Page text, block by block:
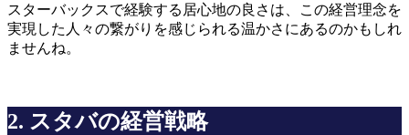
スターバックスで経験する居心地の良さは、この経営理念を
実現した人々の繋がりを感じられる温かさにあるのかもしれ
ませんね。
2. スタバの経営戦略